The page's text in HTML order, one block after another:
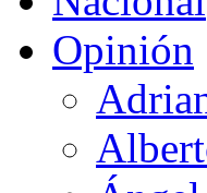
Opinión